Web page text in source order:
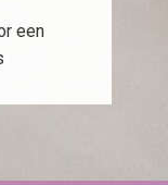
een